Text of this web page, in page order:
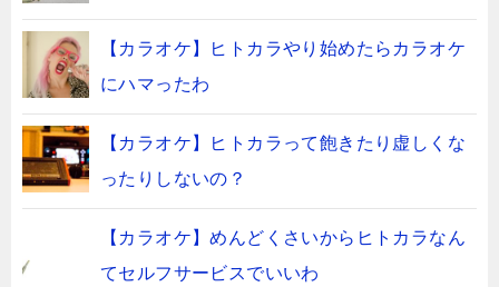
【カラオケ】ヒトカラやり始めたらカラオケ
にハマったわ
【カラオケ】ヒトカラって飽きたり虚しくな
ったりしないの？
【カラオケ】めんどくさいからヒトカラなん
てセルフサービスでいいわ